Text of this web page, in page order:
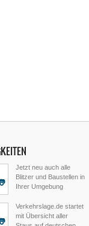
Jetzt neu auch alle
Blitzer und Baustellen in
Ihrer Umgebung
Verkehrslage.de startet
mit Übersicht aller